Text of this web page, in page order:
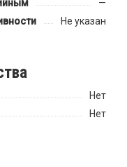
—
Не указан
Нет
Нет